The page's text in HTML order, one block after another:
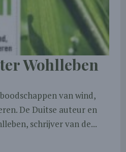
Wohlleben
van wind,
De Duitse auteur en
schrijver van de...